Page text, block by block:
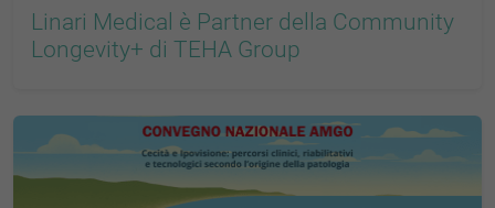
Linari Medical è Partner della Community
Longevity+ di TEHA Group